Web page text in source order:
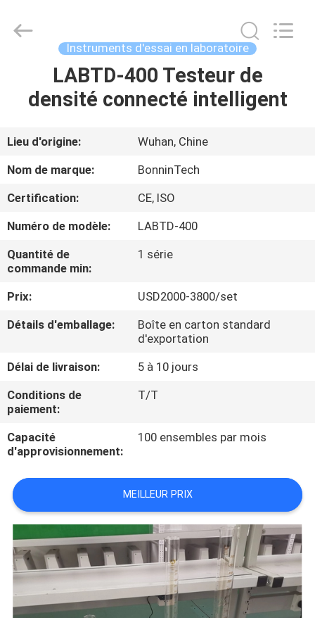
MAISON
VIDÉOS
AU
SUJET
DE
VISITE
CONTRÔLE
DE
QUALITÉ
CONTACTEZ-
NOUS
DEMANDEZ
UNE
CITATION
kjeldahl
Supplier.
Rights
Reserved.
ECER
Instruments d'essai en laboratoire
LABTD-400 Testeur de
densité connecté intelligent
Lieu d'origine:
Wuhan, Chine
Nom de marque:
BonninTech
Certification:
CE, ISO
Numéro de modèle:
LABTD-400
Quantité de
commande min:
1 série
Prix:
USD2000-3800/set
Détails d'emballage:
Boîte en carton standard
d'exportation
Délai de livraison:
5 à 10 jours
Conditions de
paiement:
T/T
Capacité
d'approvisionnement:
100 ensembles par mois
MEILLEUR PRIX